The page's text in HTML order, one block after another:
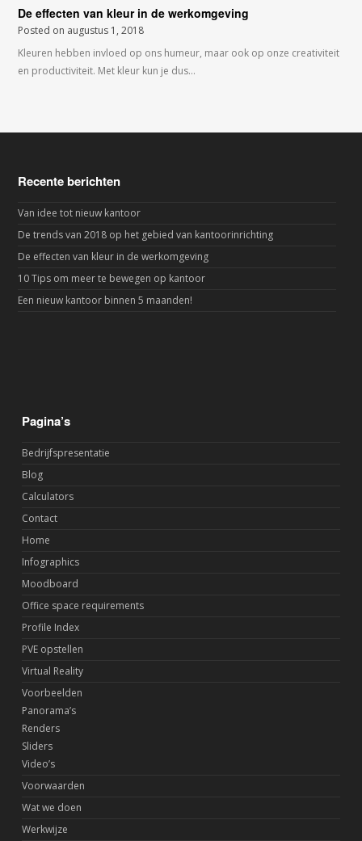
De effecten van kleur in de werkomgeving
Posted on augustus 1, 2018
Kleuren hebben invloed op ons humeur, maar ook op onze creativiteit
en productiviteit. Met kleur kun je dus…
Recente berichten
Van idee tot nieuw kantoor
De trends van 2018 op het gebied van kantoorinrichting
De effecten van kleur in de werkomgeving
10 Tips om meer te bewegen op kantoor
Een nieuw kantoor binnen 5 maanden!
Pagina’s
Bedrijfspresentatie
Blog
Calculators
Contact
Home
Infographics
Moodboard
Office space requirements
Profile Index
PVE opstellen
Virtual Reality
Voorbeelden
Panorama’s
Renders
Sliders
Video’s
Voorwaarden
Wat we doen
Werkwijze